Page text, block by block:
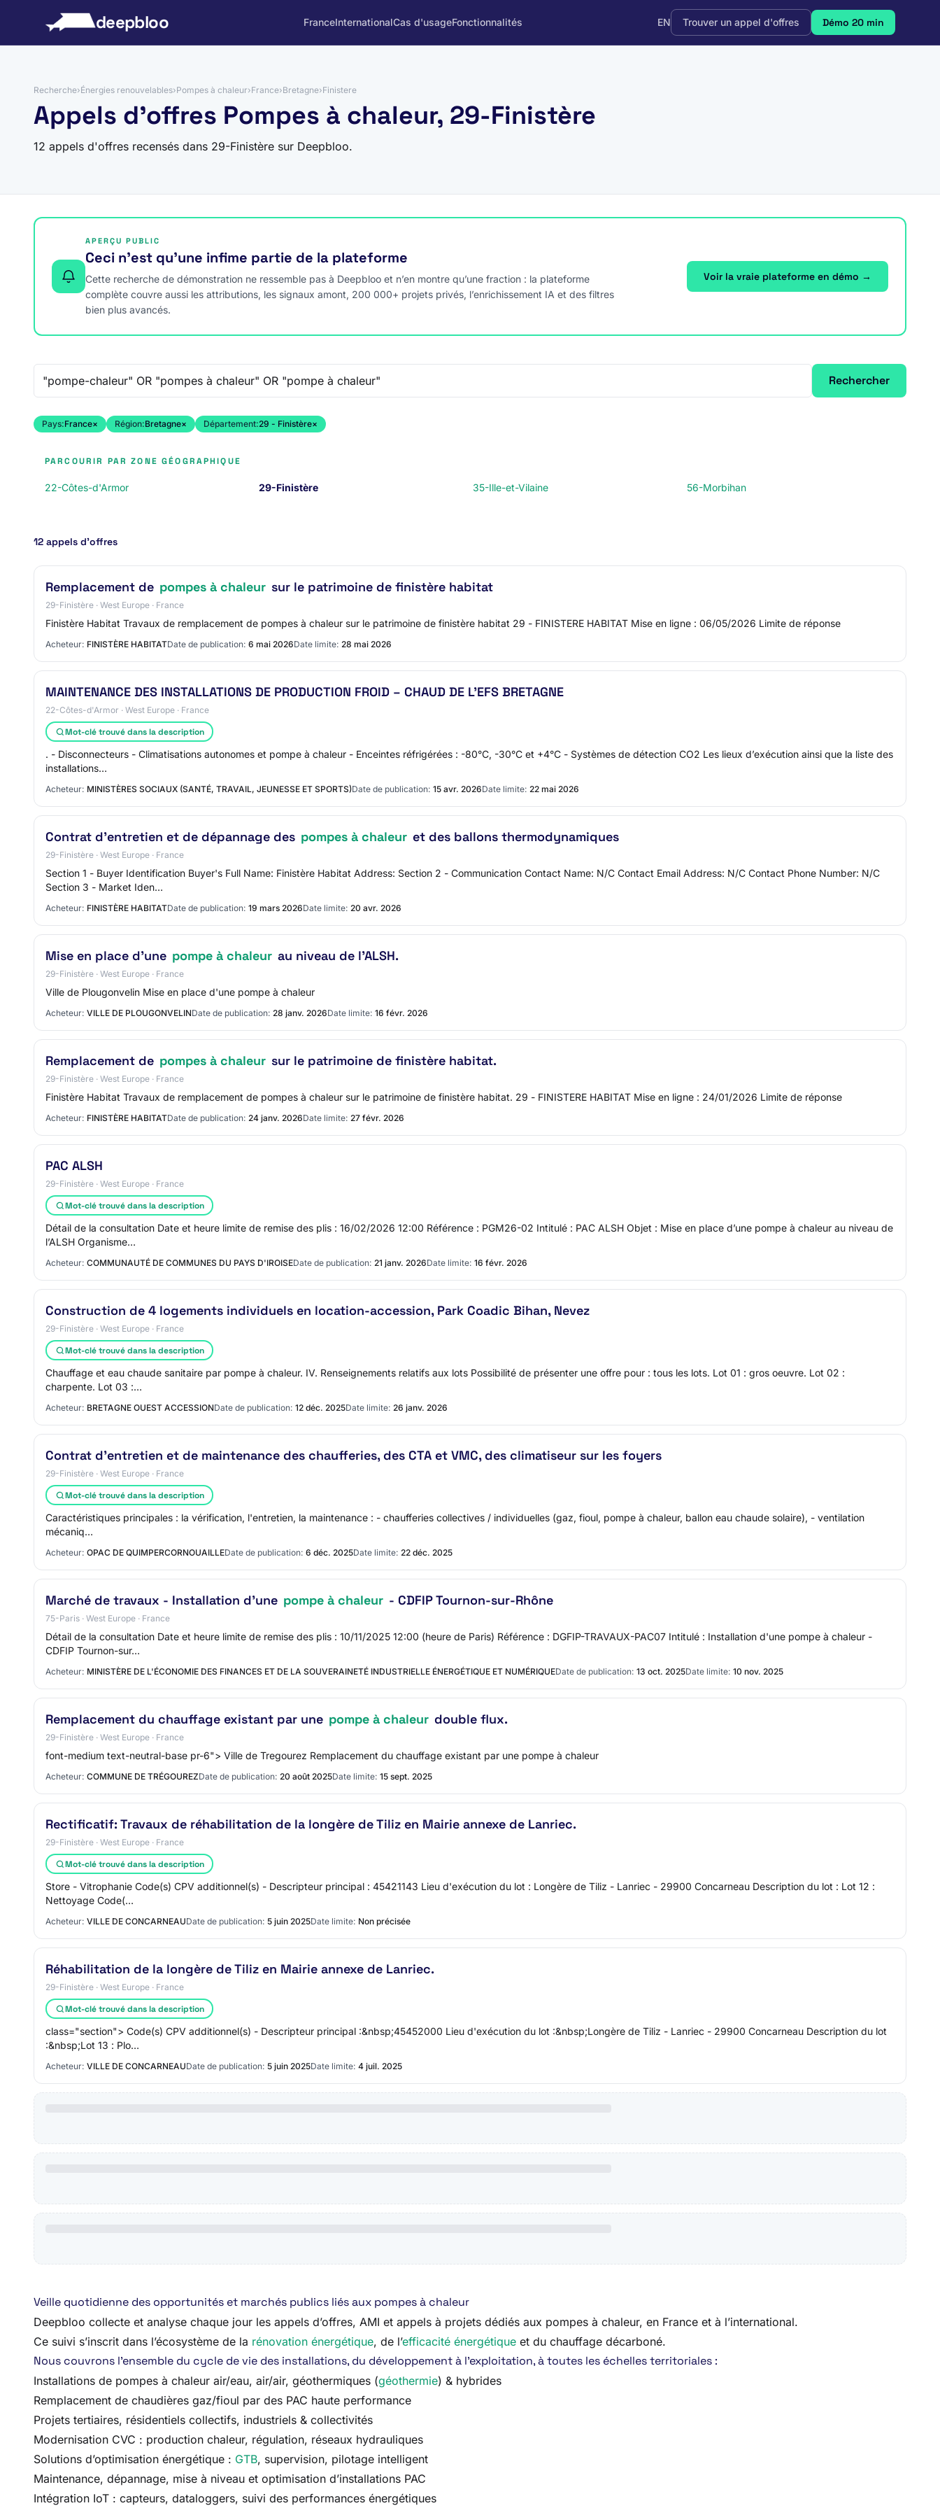
deepbloo FranceInternationalCas d'usageFonctionnalités EN Trouver un appel d'offres Démo 20 min
Recherche›Énergies renouvelables›Pompes à chaleur›France›Bretagne›Finistere
Appels d'offres Pompes à chaleur, 29-Finistère
12 appels d'offres recensés dans 29-Finistère sur Deepbloo.
APERÇU PUBLIC
Ceci n’est qu’une infime partie de la plateforme
Cette recherche de démonstration ne ressemble pas à Deepbloo et n’en montre qu’une fraction : la plateforme
complète couvre aussi les attributions, les signaux amont, 200 000+ projets privés, l’enrichissement IA et des filtres
bien plus avancés.
Voir la vraie plateforme en démo →
Rechercher
Pays:France× Région:Bretagne× Département:29 - Finistère×
PARCOURIR PAR ZONE GÉOGRAPHIQUE
22-Côtes-d'Armor 29-Finistère 35-Ille-et-Vilaine 56-Morbihan
12 appels d’offres
Remplacement de pompes à chaleur sur le patrimoine de finistère habitat
29-Finistère · West Europe · France
Finistère Habitat Travaux de remplacement de pompes à chaleur sur le patrimoine de finistère habitat 29 - FINISTERE HABITAT Mise en ligne : 06/05/2026 Limite de réponse
Acheteur: FINISTÈRE HABITATDate de publication: 6 mai 2026Date limite: 28 mai 2026
MAINTENANCE DES INSTALLATIONS DE PRODUCTION FROID – CHAUD DE L’EFS BRETAGNE
22-Côtes-d'Armor · West Europe · France
Mot-clé trouvé dans la description
. - Disconnecteurs - Climatisations autonomes et pompe à chaleur - Enceintes réfrigérées : -80°C, -30°C et +4°C - Systèmes de détection CO2 Les lieux d’exécution ainsi que la liste des
installations…
Acheteur: MINISTÈRES SOCIAUX (SANTÉ, TRAVAIL, JEUNESSE ET SPORTS)Date de publication: 15 avr. 2026Date limite: 22 mai 2026
Contrat d'entretien et de dépannage des pompes à chaleur et des ballons thermodynamiques
29-Finistère · West Europe · France
Section 1 - Buyer Identification Buyer's Full Name: Finistère Habitat Address: Section 2 - Communication Contact Name: N/C Contact Email Address: N/C Contact Phone Number: N/C
Section 3 - Market Iden…
Acheteur: FINISTÈRE HABITATDate de publication: 19 mars 2026Date limite: 20 avr. 2026
Mise en place d'une pompe à chaleur au niveau de l'ALSH.
29-Finistère · West Europe · France
Ville de Plougonvelin Mise en place d'une pompe à chaleur
Acheteur: VILLE DE PLOUGONVELINDate de publication: 28 janv. 2026Date limite: 16 févr. 2026
Remplacement de pompes à chaleur sur le patrimoine de finistère habitat.
29-Finistère · West Europe · France
Finistère Habitat Travaux de remplacement de pompes à chaleur sur le patrimoine de finistère habitat. 29 - FINISTERE HABITAT Mise en ligne : 24/01/2026 Limite de réponse
Acheteur: FINISTÈRE HABITATDate de publication: 24 janv. 2026Date limite: 27 févr. 2026
PAC ALSH
29-Finistère · West Europe · France
Mot-clé trouvé dans la description
Détail de la consultation Date et heure limite de remise des plis : 16/02/2026 12:00 Référence : PGM26-02 Intitulé : PAC ALSH Objet : Mise en place d’une pompe à chaleur au niveau de
l’ALSH Organisme…
Acheteur: COMMUNAUTÉ DE COMMUNES DU PAYS D'IROISEDate de publication: 21 janv. 2026Date limite: 16 févr. 2026
Construction de 4 logements individuels en location-accession, Park Coadic Bihan, Nevez
29-Finistère · West Europe · France
Mot-clé trouvé dans la description
Chauffage et eau chaude sanitaire par pompe à chaleur. IV. Renseignements relatifs aux lots Possibilité de présenter une offre pour : tous les lots. Lot 01 : gros oeuvre. Lot 02 :
charpente. Lot 03 :…
Acheteur: BRETAGNE OUEST ACCESSIONDate de publication: 12 déc. 2025Date limite: 26 janv. 2026
Contrat d'entretien et de maintenance des chaufferies, des CTA et VMC, des climatiseur sur les foyers
29-Finistère · West Europe · France
Mot-clé trouvé dans la description
Caractéristiques principales : la vérification, l'entretien, la maintenance : - chaufferies collectives / individuelles (gaz, fioul, pompe à chaleur, ballon eau chaude solaire), - ventilation
mécaniq…
Acheteur: OPAC DE QUIMPERCORNOUAILLEDate de publication: 6 déc. 2025Date limite: 22 déc. 2025
Marché de travaux - Installation d'une pompe à chaleur - CDFIP Tournon-sur-Rhône
75-Paris · West Europe · France
Détail de la consultation Date et heure limite de remise des plis : 10/11/2025 12:00 (heure de Paris) Référence : DGFIP-TRAVAUX-PAC07 Intitulé : Installation d'une pompe à chaleur -
CDFIP Tournon-sur…
Acheteur: MINISTÈRE DE L'ÉCONOMIE DES FINANCES ET DE LA SOUVERAINETÉ INDUSTRIELLE ÉNERGÉTIQUE ET NUMÉRIQUEDate de publication: 13 oct. 2025Date limite: 10 nov. 2025
Remplacement du chauffage existant par une pompe à chaleur double flux.
29-Finistère · West Europe · France
font-medium text-neutral-base pr-6"> Ville de Tregourez Remplacement du chauffage existant par une pompe à chaleur
Acheteur: COMMUNE DE TRÉGOUREZDate de publication: 20 août 2025Date limite: 15 sept. 2025
Rectificatif: Travaux de réhabilitation de la longère de Tiliz en Mairie annexe de Lanriec.
29-Finistère · West Europe · France
Mot-clé trouvé dans la description
Store - Vitrophanie Code(s) CPV additionnel(s) - Descripteur principal : 45421143 Lieu d'exécution du lot : Longère de Tiliz - Lanriec - 29900 Concarneau Description du lot : Lot 12 :
Nettoyage Code(…
Acheteur: VILLE DE CONCARNEAUDate de publication: 5 juin 2025Date limite: Non précisée
Réhabilitation de la longère de Tiliz en Mairie annexe de Lanriec.
29-Finistère · West Europe · France
Mot-clé trouvé dans la description
class="section"> Code(s) CPV additionnel(s) - Descripteur principal :&nbsp;45452000 Lieu d'exécution du lot :&nbsp;Longère de Tiliz - Lanriec - 29900 Concarneau Description du lot
:&nbsp;Lot 13 : Plo…
Acheteur: VILLE DE CONCARNEAUDate de publication: 5 juin 2025Date limite: 4 juil. 2025
Veille quotidienne des opportunités et marchés publics liés aux pompes à chaleur
Deepbloo collecte et analyse chaque jour les appels d’offres, AMI et appels à projets dédiés aux pompes à chaleur, en France et à l’international.
Ce suivi s’inscrit dans l’écosystème de la rénovation énergétique, de l’efficacité énergétique et du chauffage décarboné.
Nous couvrons l’ensemble du cycle de vie des installations, du développement à l’exploitation, à toutes les échelles territoriales :
Installations de pompes à chaleur air/eau, air/air, géothermiques (géothermie) & hybrides
Remplacement de chaudières gaz/fioul par des PAC haute performance
Projets tertiaires, résidentiels collectifs, industriels & collectivités
Modernisation CVC : production chaleur, régulation, réseaux hydrauliques
Solutions d’optimisation énergétique : GTB, supervision, pilotage intelligent
Maintenance, dépannage, mise à niveau et optimisation d’installations PAC
Intégration IoT : capteurs, dataloggers, suivi des performances énergétiques